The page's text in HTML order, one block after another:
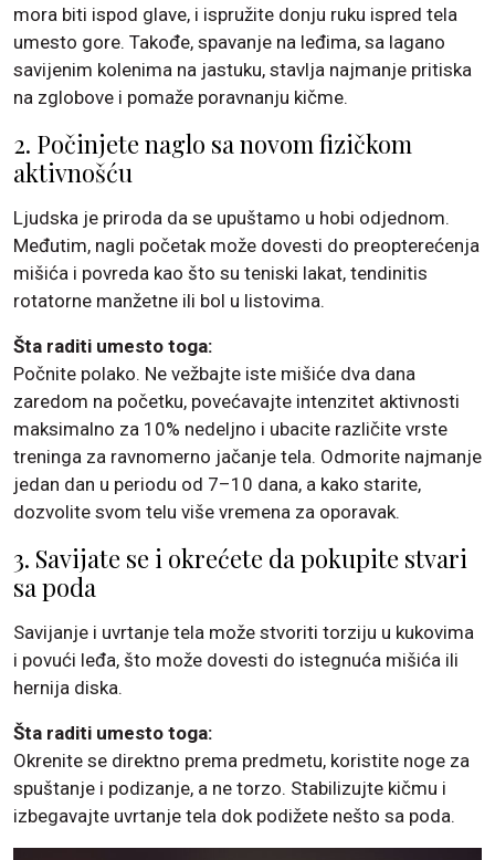
mora biti ispod glave, i ispružite donju ruku ispred tela
umesto gore. Takođe, spavanje na leđima, sa lagano
savijenim kolenima na jastuku, stavlja najmanje pritiska
na zglobove i pomaže poravnanju kičme.
2. Počinjete naglo sa novom fizičkom
aktivnošću
Ljudska je priroda da se upuštamo u hobi odjednom.
Međutim, nagli početak može dovesti do preopterećenja
mišića i povreda kao što su teniski lakat, tendinitis
rotatorne manžetne ili bol u listovima.
Šta raditi umesto toga:
Počnite polako. Ne vežbajte iste mišiće dva dana
zaredom na početku, povećavajte intenzitet aktivnosti
maksimalno za 10% nedeljno i ubacite različite vrste
treninga za ravnomerno jačanje tela. Odmorite najmanje
jedan dan u periodu od 7–10 dana, a kako starite,
dozvolite svom telu više vremena za oporavak.
3. Savijate se i okrećete da pokupite stvari
sa poda
Savijanje i uvrtanje tela može stvoriti torziju u kukovima
i povući leđa, što može dovesti do istegnuća mišića ili
hernija diska.
Šta raditi umesto toga:
Okrenite se direktno prema predmetu, koristite noge za
spuštanje i podizanje, a ne torzo. Stabilizujte kičmu i
izbegavajte uvrtanje tela dok podižete nešto sa poda.